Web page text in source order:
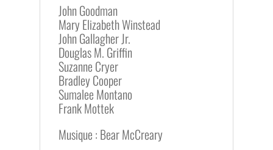
John Goodman
Mary Elizabeth Winstead
John Gallagher Jr.
Douglas M. Griffin
Suzanne Cryer
Bradley Cooper
Sumalee Montano
Frank Mottek
Musique : Bear McCreary